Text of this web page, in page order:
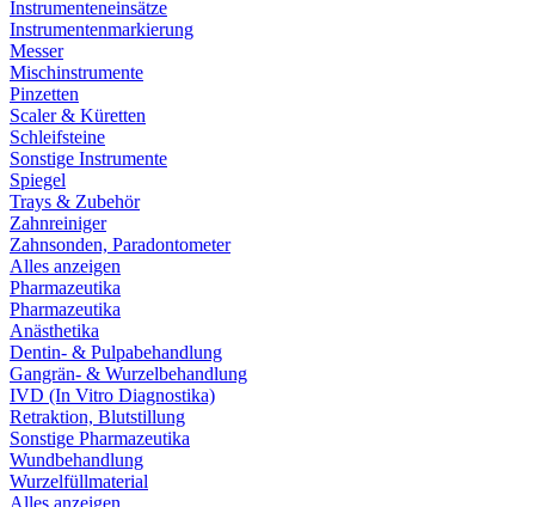
Instrumenteneinsätze
Instrumentenmarkierung
Messer
Mischinstrumente
Pinzetten
Scaler & Küretten
Schleifsteine
Sonstige Instrumente
Spiegel
Trays & Zubehör
Zahnreiniger
Zahnsonden, Paradontometer
Alles anzeigen
Pharmazeutika
Pharmazeutika
Anästhetika
Dentin- & Pulpabehandlung
Gangrän- & Wurzelbehandlung
IVD (In Vitro Diagnostika)
Retraktion, Blutstillung
Sonstige Pharmazeutika
Wundbehandlung
Wurzelfüllmaterial
Alles anzeigen